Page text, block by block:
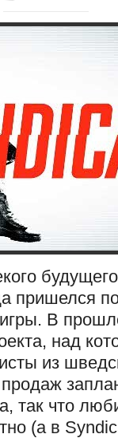
пришелся
В
над
из
так что
(а в